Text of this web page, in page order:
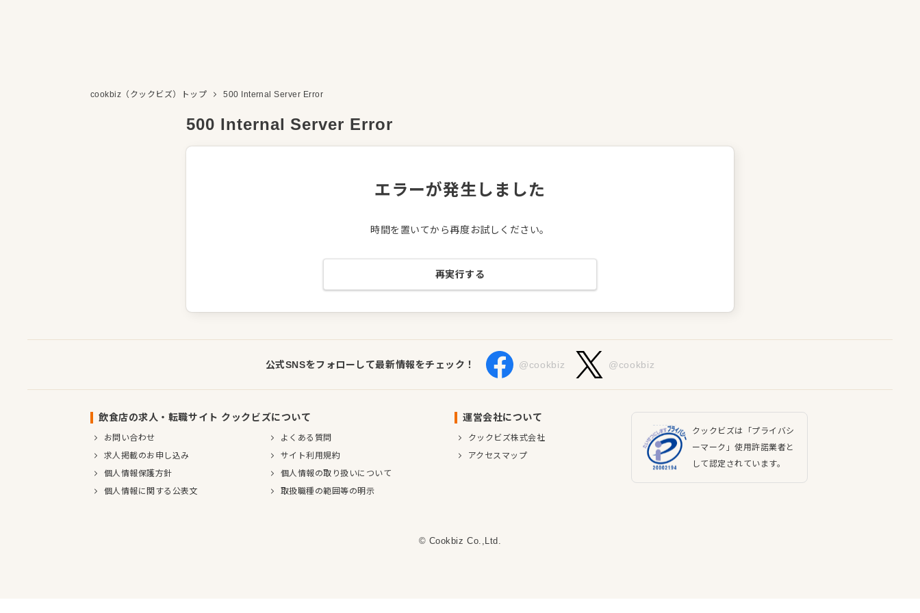
cookbiz（クックビズ）トップ 500 Internal Server Error
500 Internal Server Error
エラーが発生しました
時間を置いてから再度お試しください。
再実行する
公式SNSをフォローして最新情報をチェック！ @cookbiz @cookbiz
飲食店の求人・転職サイト クックビズについて
お問い合わせ
よくある質問
求人掲載のお申し込み
サイト利用規約
個人情報保護方針
個人情報の取り扱いについて
個人情報に関する公表文
取扱職種の範囲等の明示
運営会社について
クックビズ株式会社
アクセスマップ
クックビズは「プライバシ
ーマーク」使用許諾業者と
して認定されています。
© Cookbiz Co.,Ltd.